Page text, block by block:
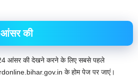
की
आंसर की देखने करने के लिए सबसे पहले
के होम पेज पर जाएं।